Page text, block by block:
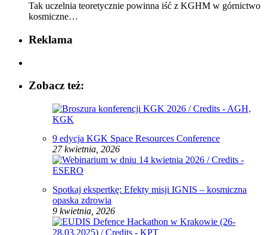
Tak uczelnia teoretycznie powinna iść z KGHM w górnictwo
kosmiczne…
Reklama
Zobacz też:
9 edycja KGK Space Resources Conference
27 kwietnia, 2026
Spotkaj ekspertkę: Efekty misji IGNIS – kosmiczna
opaska zdrowia
9 kwietnia, 2026